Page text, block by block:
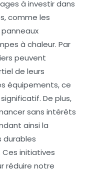
à investir dans
comme les
à chaleur. Par
peuvent
de leurs
équipements, ce
De plus,
sans intérêts
ainsi la
durables
Ces initiatives
réduire notre